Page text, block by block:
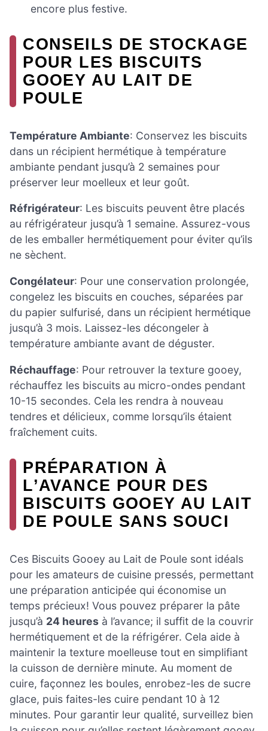
encore plus festive.
CONSEILS DE STOCKAGE
POUR LES BISCUITS
GOOEY AU LAIT DE
POULE
Température Ambiante: Conservez les biscuits
dans un récipient hermétique à température
ambiante pendant jusqu’à 2 semaines pour
préserver leur moelleux et leur goût.
Réfrigérateur: Les biscuits peuvent être placés
au réfrigérateur jusqu’à 1 semaine. Assurez-vous
de les emballer hermétiquement pour éviter qu’ils
ne sèchent.
Congélateur: Pour une conservation prolongée,
congelez les biscuits en couches, séparées par
du papier sulfurisé, dans un récipient hermétique
jusqu’à 3 mois. Laissez-les décongeler à
température ambiante avant de déguster.
Réchauffage: Pour retrouver la texture gooey,
réchauffez les biscuits au micro-ondes pendant
10-15 secondes. Cela les rendra à nouveau
tendres et délicieux, comme lorsqu’ils étaient
fraîchement cuits.
PRÉPARATION À
L’AVANCE POUR DES
BISCUITS GOOEY AU LAIT
DE POULE SANS SOUCI
Ces Biscuits Gooey au Lait de Poule sont idéals
pour les amateurs de cuisine pressés, permettant
une préparation anticipée qui économise un
temps précieux! Vous pouvez préparer la pâte
jusqu’à 24 heures à l’avance; il suffit de la couvrir
hermétiquement et de la réfrigérer. Cela aide à
maintenir la texture moelleuse tout en simplifiant
la cuisson de dernière minute. Au moment de
cuire, façonnez les boules, enrobez-les de sucre
glace, puis faites-les cuire pendant 10 à 12
minutes. Pour garantir leur qualité, surveillez bien